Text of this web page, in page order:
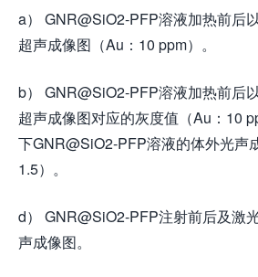
a） GNR@SiO2-PFP溶液加热前后
超声成像图（Au：10 ppm）。
b） GNR@SiO2-PFP溶液加热前后
超声成像图对应的灰度值（Au：10
下GNR@SiO2-PFP溶液的体外光声
1.5）。
d） GNR@SiO2-PFP注射前后及激
声成像图。